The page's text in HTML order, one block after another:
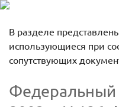
В разделе
использующиеся при
сопутствующих
Федеральный